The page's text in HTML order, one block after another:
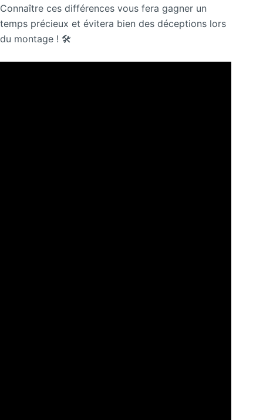
Connaître ces différences vous fera gagner un
temps précieux et évitera bien des déceptions lors
du montage ! 🛠️